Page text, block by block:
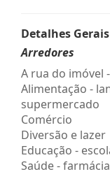
Detalhes Gerais
Arredores
A rua do imóvel
Alimentação -
supermercado
Comércio
Diversão e lazer
Educação -
Saúde - farmácia